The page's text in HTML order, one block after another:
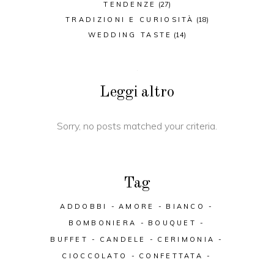
TENDENZE
(27)
TRADIZIONI E CURIOSITÀ (18)
WEDDING TASTE (14)
Leggi altro
Sorry, no posts matched your criteria.
Tag
ADDOBBI AMORE
BIANCO
BOMBONIERA
BOUQUET
BUFFET
CANDELE
CERIMONIA
CIOCCOLATO
CONFETTATA